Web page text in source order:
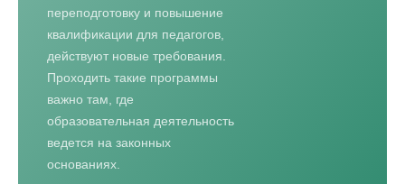
переподготовку и повышение
квалификации для педагогов,
действуют новые требования.
Проходить такие программы
важно там, где
образовательная деятельность
ведется на законных
основаниях.